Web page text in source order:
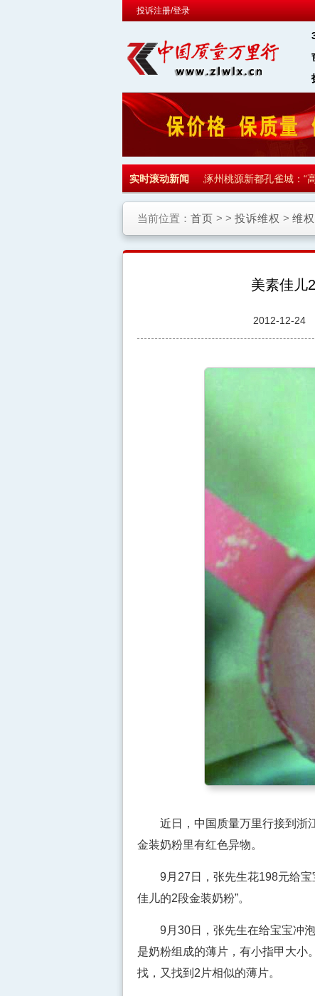
投诉注册/登录
实时滚动新闻
通知收房 700多名业主集体拒收 ·河北涿州桃源新都孔雀城：“高
当前位置： 首页 > > 投诉维权 > 维
美素佳儿
2012-12-24
近日，中国质量万里行接到浙江
金装奶粉里有红色异物。
9月27日，张先生花198元给宝
佳儿的2段金装奶粉”。
9月30日，张先生在给宝宝冲泡
是奶粉组成的薄片，有小指甲大小
找，又找到2片相似的薄片。